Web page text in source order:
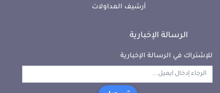
أرشيف المداولات
الرسالة الإخبارية
للإشتراك في الرسالة الإخبارية